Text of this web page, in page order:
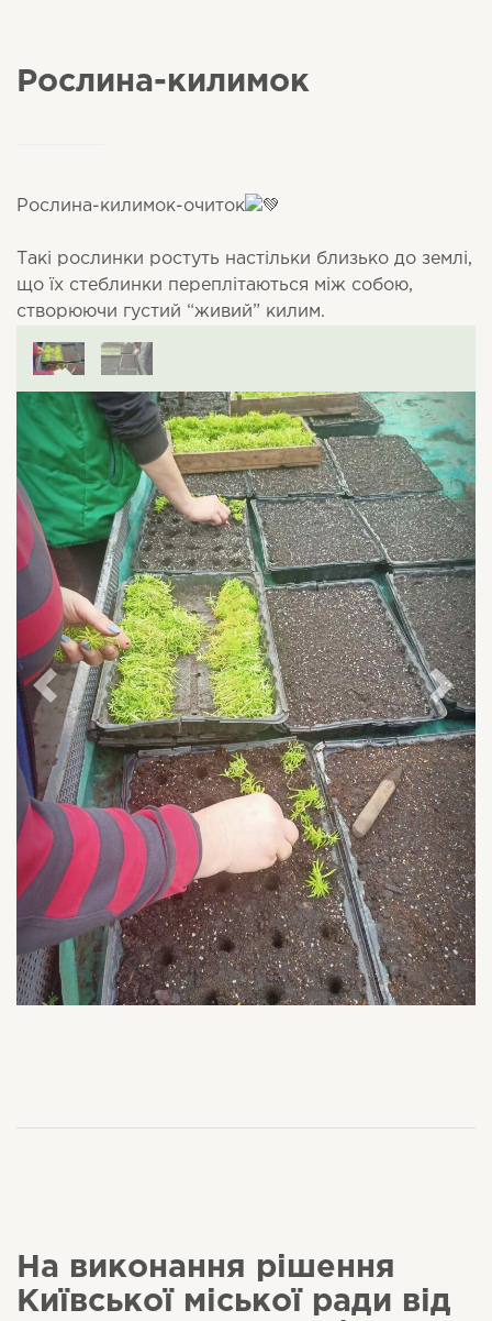
Рослина-килимок
Рослина-килимок-очиток
Такі рослинки ростуть настільки близько до землі,
що їх стеблинки переплітаються між собою,
створюючи густий “живий” килим.
На виконання рішення
Київської міської ради від